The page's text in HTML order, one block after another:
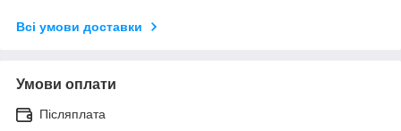
Всі умови доставки
Умови оплати
Післяплата